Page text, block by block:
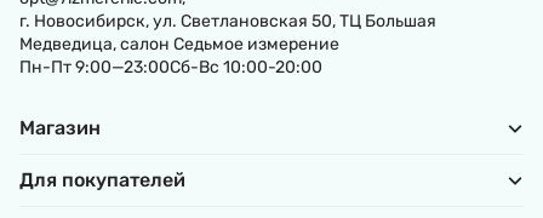
г. Новосибирск, ул. Светлановская 50, ТЦ Большая
Медведица, салон Седьмое измерение
Пн-Пт 9:00—23:00Сб-Вс 10:00-20:00
Магазин
Для покупателей